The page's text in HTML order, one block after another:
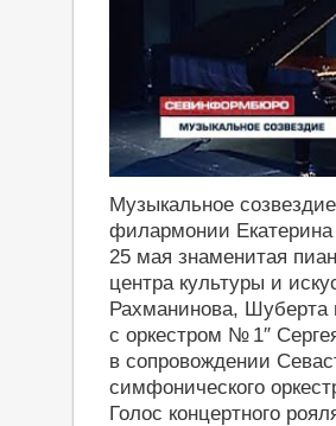
Музыкальное
филармонии
25 мая знаменитая
центра культуры и
Рахманинова, Шуберта
с оркестром № 1″
в сопровождении
симфонического
Голос концертного